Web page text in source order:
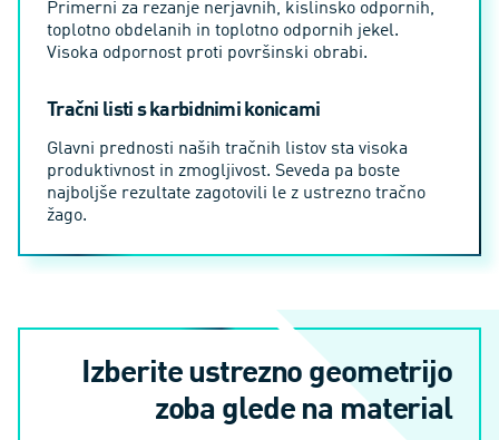
Primerni za rezanje nerjavnih, kislinsko odpornih,
toplotno obdelanih in toplotno odpornih jekel.
Visoka odpornost proti površinski obrabi.
Tračni listi s karbidnimi konicami
Glavni prednosti naših tračnih listov sta visoka
produktivnost in zmogljivost. Seveda pa boste
najboljše rezultate zagotovili le z ustrezno tračno
žago.
Izberite ustrezno geometrijo
zoba glede na material